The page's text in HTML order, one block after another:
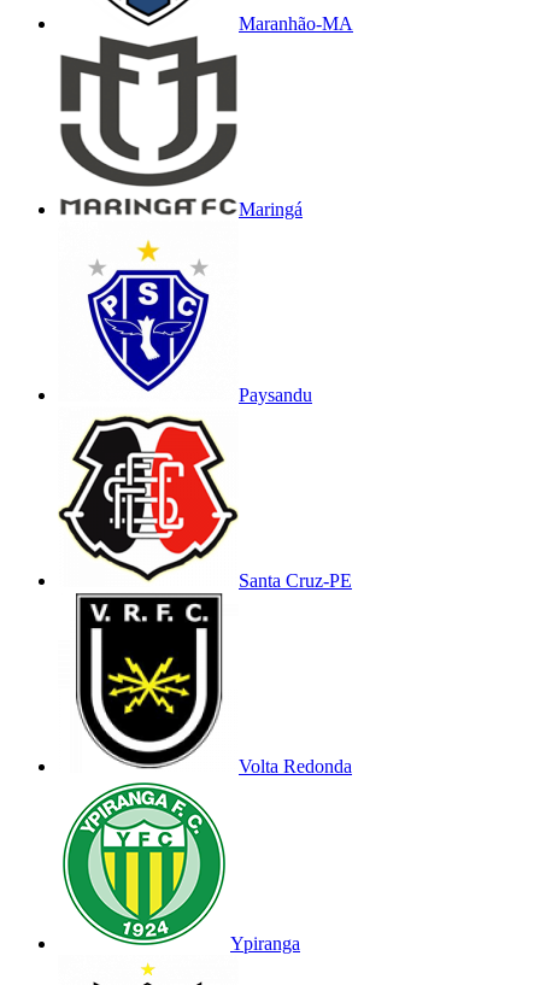
Maranhão-MA
Maringá
Paysandu
Santa Cruz-PE
Volta Redonda
Ypiranga